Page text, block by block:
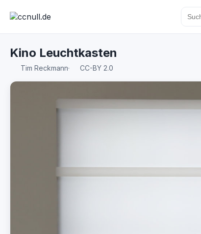
Kino Leuchtkasten
Tim Reckmann· CC-BY 2.0